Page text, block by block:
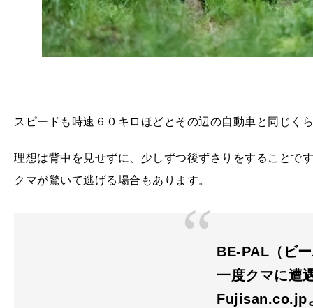
スピードも時速６０キロほどとその辺の自動車と同じく
理想は背中を見せずに、少しずつ後ずさりをすることで
クマが驚いて逃げる場合もあります。
BE-PAL（ビ
一度クマに遭
Fujisan.co.jp